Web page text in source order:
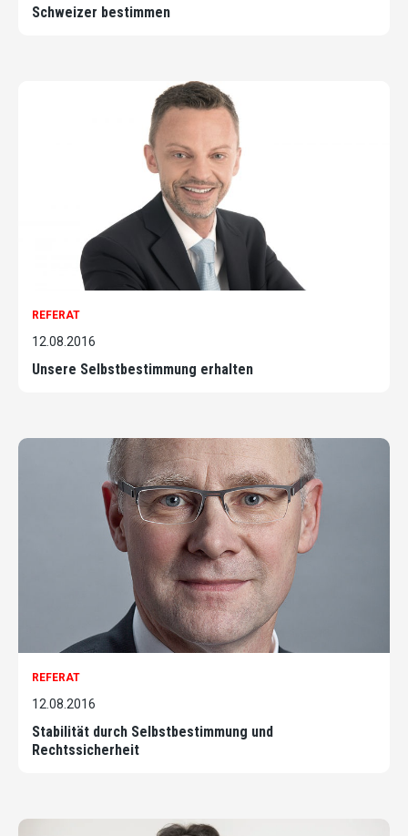
Schweizer bestimmen
REFERAT
12.08.2016
Unsere Selbstbestimmung erhalten
REFERAT
12.08.2016
Stabilität durch Selbstbestimmung und
Rechtssicherheit